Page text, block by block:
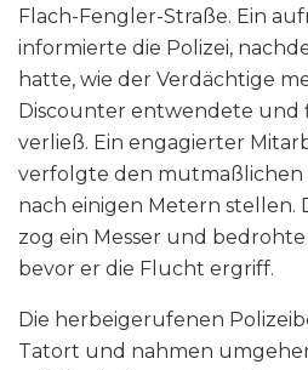
Flach-Fengler-Straße. Ein
informierte die Polizei,
hatte, wie der Verdächtige
Discounter entwendete und
verließ. Ein engagierter
verfolgte den mutmaßlichen
nach einigen Metern stellen.
zog ein Messer und
bevor er die Flucht ergriff.
Die herbeigerufenen
Tatort und nahmen